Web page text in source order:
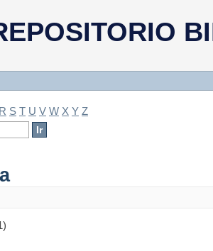
R S T U V W X Y Z